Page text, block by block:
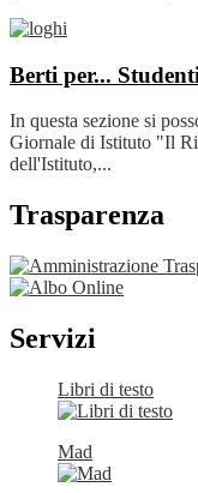
Berti per...
In questa sezione si
Giornale di Istituto "Il
dell'Istituto,...
Trasparenza
Servizi
Libri di testo
Mad